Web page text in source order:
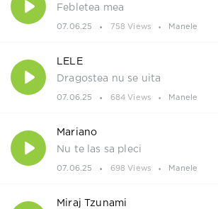
Febletea mea
07.06.25 758 Views Manele
LELE
Dragostea nu se uita
07.06.25 684 Views Manele
Mariano
Nu te las sa pleci
07.06.25 698 Views Manele
Miraj Tzunami